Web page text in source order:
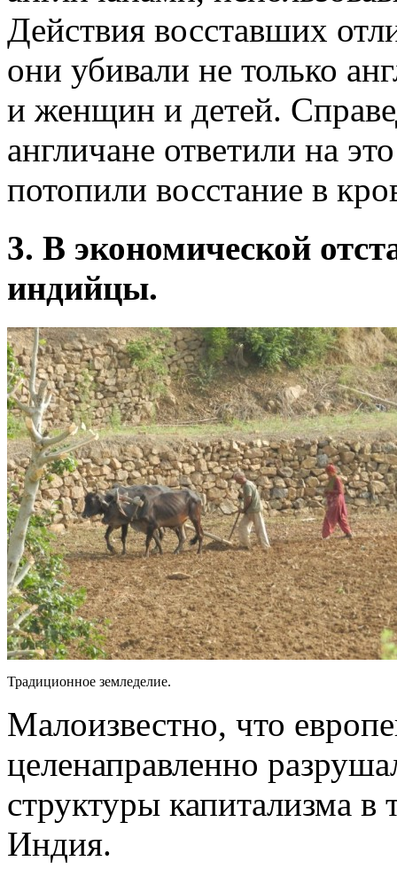
Действия восставших
они убивали не только
и женщин и детей.
англичане ответили на
потопили восстание в
3. В экономической
индийцы.
Традиционное земледелие.
Малоизвестно, что
целенаправленно
структуры капитализма в
Индия.